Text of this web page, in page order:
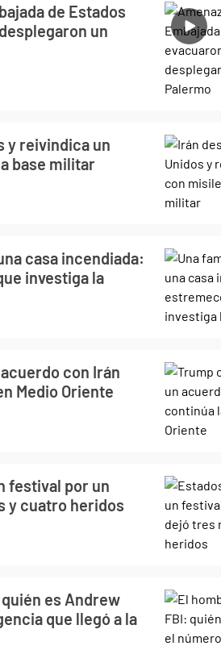
de Estados
un
y reivindica un
base militar
casa incendiada:
investiga la
con Irán
Medio Oriente
festival por un
y cuatro heridos
es Andrew
que llegó a la